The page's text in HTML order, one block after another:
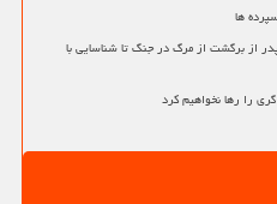
ها
از برگشت از مرگ در جنگ تا شناسایی با
را رها نخواهیم کرد